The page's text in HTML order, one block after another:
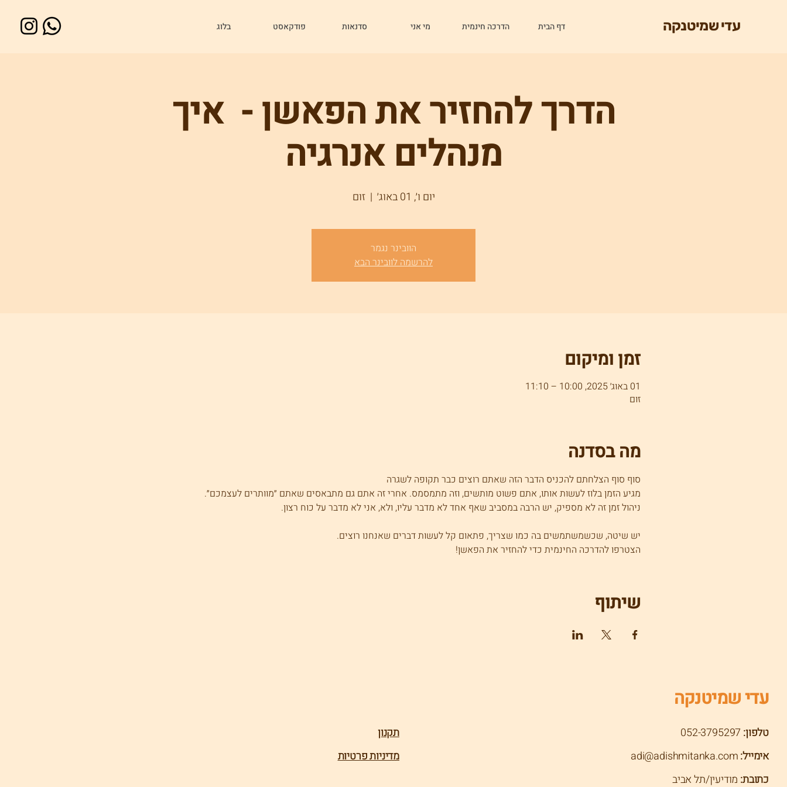
דף הבית הדרכה חינמית מי אני סדנאות פודקאסט בלוג עדי שמיטנקה
הדרך להחזיר את הפאשן - איך
מנהלים אנרגיה
יום ו׳, 01 באוג׳
  |
זום
הוובינר נגמר
להרשמה לוובינר הבא
זמן ומיקום
01 באוג׳ 2025, 10:00 – 11:10
זום
מה בסדנה
סוף סוף הצלחתם להכניס הדבר הזה שאתם רוצים כבר תקופה לשגרה
מגיע הזמן בלוז לעשות אותו, אתם פשוט מותשים, וזה מתמסמס. אחרי זה אתם גם מתבאסים שאתם ״מוותרים לעצמכם״.
ניהול זמן זה לא מספיק, יש הרבה במסביב שאף אחד לא מדבר עליו, ולא, אני לא מדבר על כוח רצון.
יש שיטה, שכשמשתמשים בה כמו שצריך, פתאום קל לעשות דברים שאנחנו רוצים.
הצטרפו להדרכה החינמית כדי להחזיר את הפאשן!
שיתוף
עדי שמיטנקה
תקנון טלפון:
מדיניות פרטיות
אימייל:adi@adishmitanka.com
כתובת: מודיעין/תל אביב